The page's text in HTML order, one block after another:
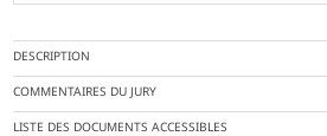
DESCRIPTION
COMMENTAIRES DU JURY
LISTE DES DOCUMENTS ACCESSIBLES